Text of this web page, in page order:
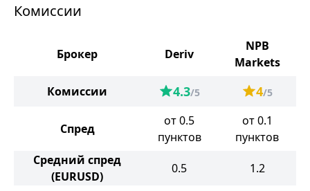
Комиссии
Брокер Deriv
NPB
Markets
Комиссии
4.3/5 4/5
Спред
от 0.5
пунктов
от 0.1
пунктов
Средний спред
(EURUSD)
0.5 1.2